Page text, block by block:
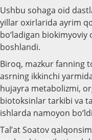
Ushbu sohaga oid
yillar oxirlarida ayrim
bo‘ladigan biokimyoviy
boshlandi.
Biroq, mazkur fanning
asrning ikkinchi
hujayra metabolizmi,
biotoksinlar tarkibi va
ishlarda namoyon
Tal’at Soatov